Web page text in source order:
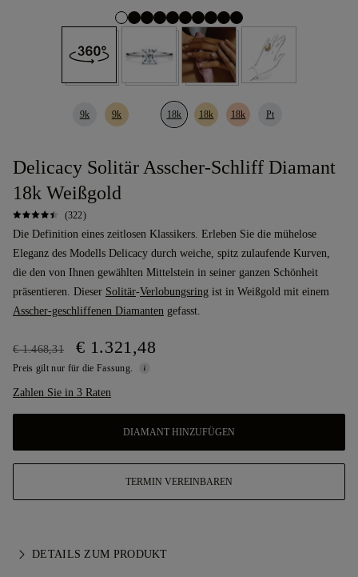
9k 9k 18k 18k 18k Pt
Delicacy Solitär Asscher-Schliff Diamant
18k Weißgold
(322)
Die Definition eines zeitlosen Klassikers. Erleben Sie die mühelose
Eleganz des Modells Delicacy durch weiche, spitz zulaufende Kurven,
die den von Ihnen gewählten Mittelstein in seiner ganzen Schönheit
präsentieren. Dieser Solitär-Verlobungsring ist in Weißgold mit einem
Asscher-geschliffenen Diamanten gefasst.
€ 1.468,31 € 1.321,48
Preis gilt nur für die Fassung.
Zahlen Sie in 3 Raten
DIAMANT HINZUFÜGEN
TERMIN VEREINBAREN
DETAILS ZUM PRODUKT